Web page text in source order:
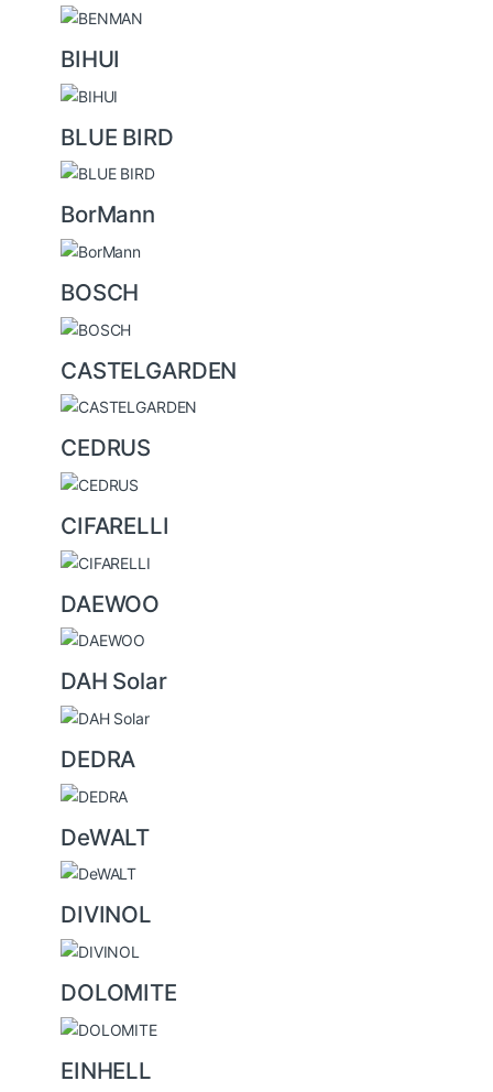
BIHUI
BLUE BIRD
BorMann
BOSCH
CASTELGARDEN
CEDRUS
CIFARELLI
DAEWOO
DAH Solar
DEDRA
DeWALT
DIVINOL
DOLOMITE
EINHELL